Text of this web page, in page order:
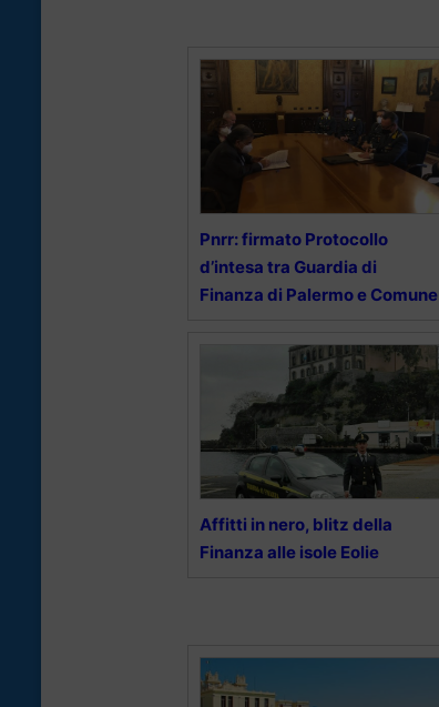
Pnrr: firmato Protocollo
d’intesa tra Guardia di
Finanza di Palermo e Comune
Affitti in nero, blitz della
Finanza alle isole Eolie